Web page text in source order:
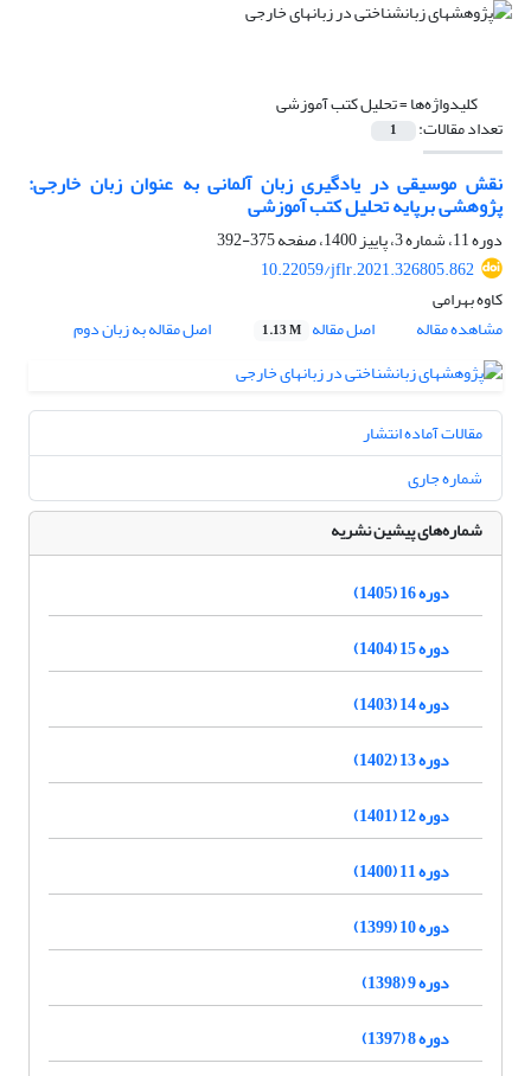
کلیدواژه‌ها =تحلیل کتب آموزشی
تعداد مقالات: 1
نقش موسیقی در یادگیری زبان آلمانی به عنوان زبان خارجی:
پژوهشی برپایه تحلیل کتب آموزشی
دوره 11، شماره 3، پاییز 1400، صفحه
375-392
10.22059/jflr.2021.326805.862
کاوه بهرامی
مشاهده مقاله
اصل مقاله 1.13 M اصل مقاله به زبان دوم
مقالات آماده انتشار
شماره جاری
شماره‌های پیشین نشریه
دوره 16 (1405)
دوره 15 (1404)
دوره 14 (1403)
دوره 13 (1402)
دوره 12 (1401)
دوره 11 (1400)
دوره 10 (1399)
دوره 9 (1398)
دوره 8 (1397)